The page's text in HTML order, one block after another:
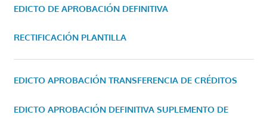
EDICTO DE APROBACIÓN DEFINITIVA
RECTIFICACIÓN PLANTILLA
EDICTO APROBACIÓN TRANSFERENCIA DE CRÉDITOS
EDICTO APROBACIÓN DEFINITIVA SUPLEMENTO DE